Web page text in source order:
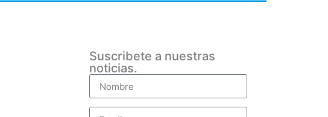
Suscribete a nuestras
noticias.